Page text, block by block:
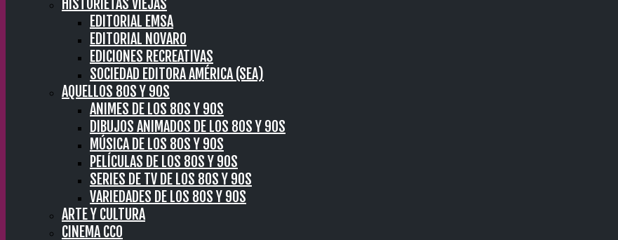
HISTORIETAS VIEJAS
EDITORIAL EMSA
EDITORIAL NOVARO
EDICIONES RECREATIVAS
SOCIEDAD EDITORA AMÉRICA (SEA)
AQUELLOS 80S Y 90S
ANIMES DE LOS 80S Y 90S
DIBUJOS ANIMADOS DE LOS 80S Y 90S
MÚSICA DE LOS 80S Y 90S
PELÍCULAS DE LOS 80S Y 90S
SERIES DE TV DE LOS 80S Y 90S
VARIEDADES DE LOS 80S Y 90S
ARTE Y CULTURA
CINEMA CC0